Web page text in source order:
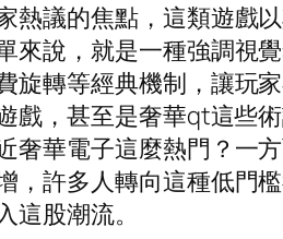
議的焦點，這類遊戲
說，就是一種強調視
轉等經典機制，讓玩
，甚至是奢華qt這些
華電子這麼熱門？一
許多人轉向這種低門
股潮流。